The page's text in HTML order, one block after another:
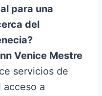
para una
del
Venice Mestre
servicios de
acceso a